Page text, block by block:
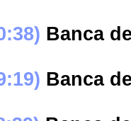
Banca
Banca